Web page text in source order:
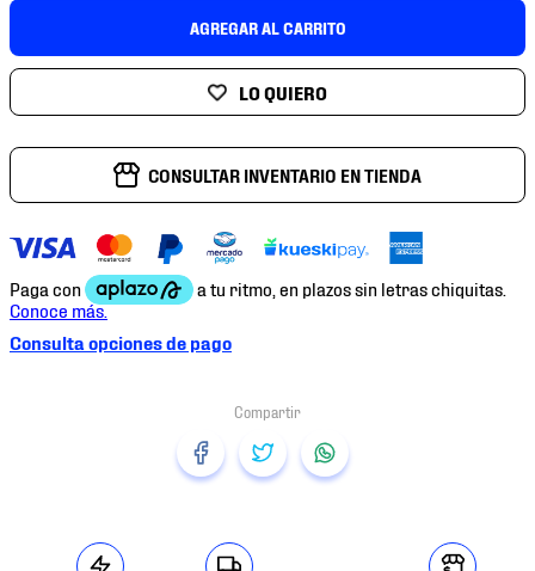
AGREGAR AL CARRITO
CONSULTAR INVENTARIO EN TIENDA
Consulta opciones de pago